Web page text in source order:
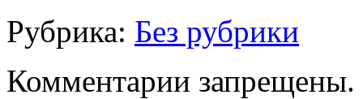
Рубрика: Без рубрики
Комментарии запрещены.